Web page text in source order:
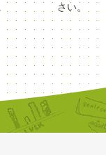
さい。